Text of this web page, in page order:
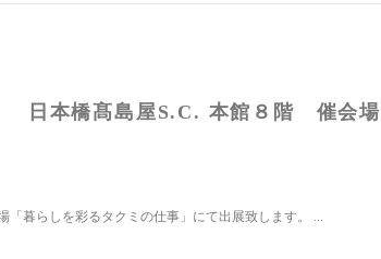
日本橋髙島屋S.C. 本館８階 催会場
暮らしを彩るタクミの仕事」にて出展致します。 ...